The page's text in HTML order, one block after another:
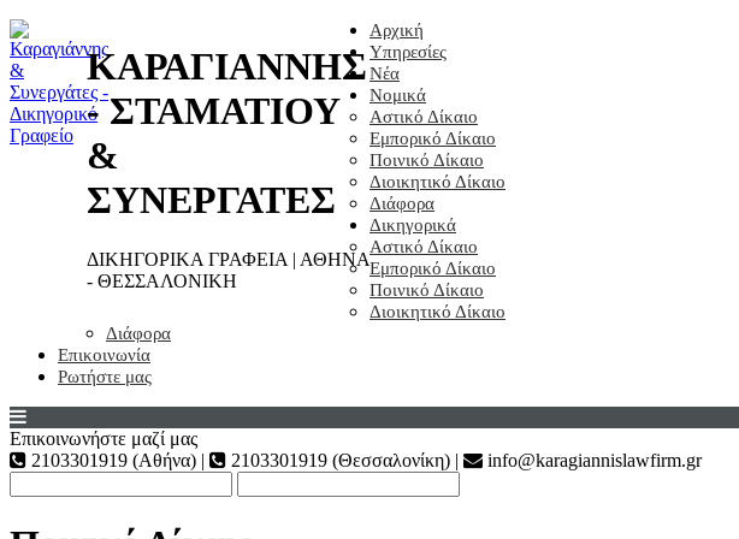
ΚΑΡΑΓΙΑΝΝΗΣ
- ΣΤΑΜΑΤΙΟΥ
&
ΣΥΝΕΡΓΑΤΕΣ
ΔΙΚΗΓΟΡΙΚΑ ΓΡΑΦΕΙΑ | ΑΘΗΝΑ
- ΘΕΣΣΑΛΟΝΙΚΗ
Αρχική
Υπηρεσίες
Νέα
Νομικά
Αστικό Δίκαιο
Εμπορικό Δίκαιο
Ποινικό Δίκαιο
Διοικητικό Δίκαιο
Διάφορα
Δικηγορικά
Αστικό Δίκαιο
Εμπορικό Δίκαιο
Ποινικό Δίκαιο
Διοικητικό Δίκαιο
Διάφορα
Επικοινωνία
Ρωτήστε μας
Επικοινωνήστε μαζί μας
2103301919 (Αθήνα) |
2103301919 (Θεσσαλονίκη) | info@karagiannislawfirm.gr